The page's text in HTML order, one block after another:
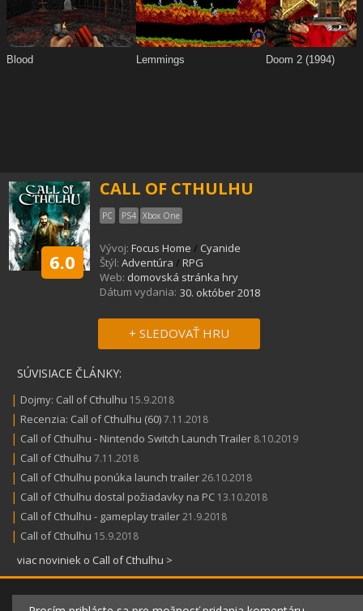
6.0
CALL OF CTHULHU
PC PS4 Xbox One
Vývoj: Focus Home / Cyanide
Štýl: Adventúra / RPG
Web: domovská stránka hry
Dátum vydania: 30. október 2018
+ SLEDOVAŤ HRU
SÚVISIACE ČLÁNKY:
| Dojmy: Call of Cthulhu 15.9.2018
| Recenzia: Call of Cthulhu (60)7.11.2018
| Call of Cthulhu - Nintendo Switch Launch Trailer 8.10.2019
| Call of Cthulhu 7.11.2018
| Call of Cthulhu ponúka launch trailer26.10.2018
| Call of Cthulhu dostal požiadavky na PC 13.10.2018
| Call of Cthulhu - gameplay trailer21.9.2018
| Call of Cthulhu 15.9.2018
viac noviniek o Call of Cthulhu >